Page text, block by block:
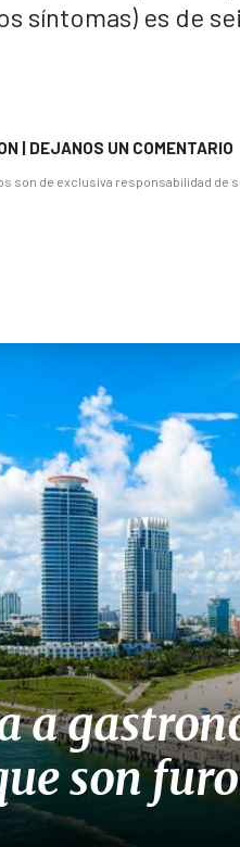
síntomas) es de
| DEJANOS UN COMENTARIO
son de exclusiva responsabilidad de
a
son